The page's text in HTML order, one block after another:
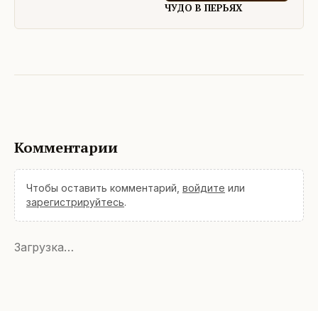
ЧУДО В ПЕРЬЯХ
Комментарии
Чтобы оставить комментарий, войдите или
зарегистрируйтесь.
Загрузка…